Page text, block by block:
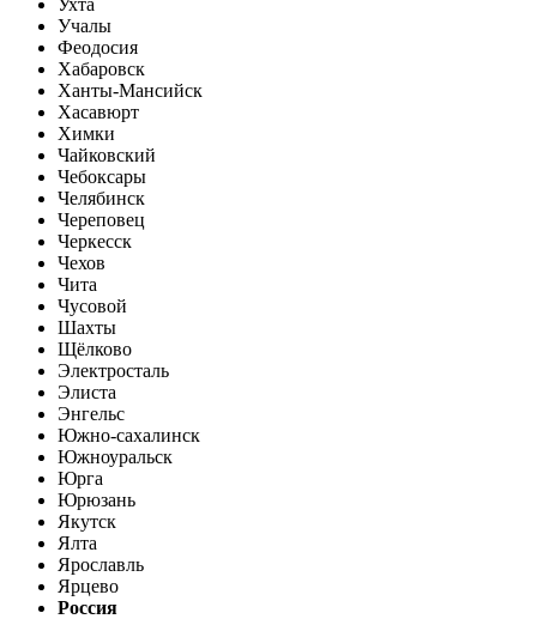
Учалы
Феодосия
Хабаровск
Ханты-Мансийск
Хасавюрт
Химки
Чайковский
Чебоксары
Челябинск
Череповец
Черкесск
Чехов
Чита
Чусовой
Шахты
Щёлково
Электросталь
Элиста
Энгельс
Южно-сахалинск
Южноуральск
Юрга
Юрюзань
Якутск
Ялта
Ярославль
Ярцево
Россия